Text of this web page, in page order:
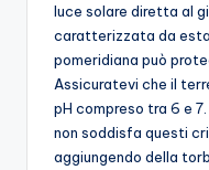
luce solare diretta al
caratterizzata da
pomeridiana può
Assicuratevi che il
pH compreso tra 6 e
non soddisfa questi
aggiungendo della